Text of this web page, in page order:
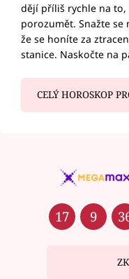
dějí příliš rychle na
porozumět. Snažte
že se honíte za
stanice. Naskočte na
CELÝ HOROSKOP
17 9